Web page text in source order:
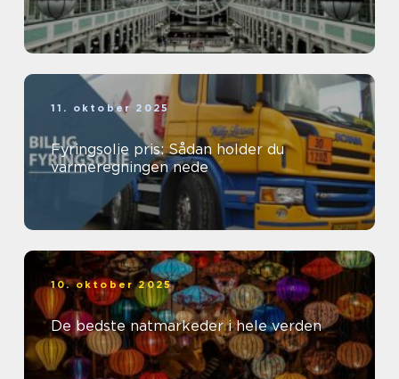
11. oktober 2025
Fyringsolie pris: Sådan holder du
varmeregningen nede
10. oktober 2025
De bedste natmarkeder i hele verden